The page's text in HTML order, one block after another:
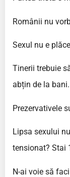
Românii nu
Sexul nu e
Tinerii trebuie
abțin de la bani.
Prezervativele
Lipsa sexului
tensionat? Stai
N-ai voie să